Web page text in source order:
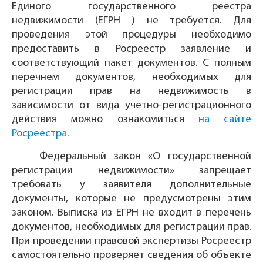
Единого государственного реестра
недвижимости (ЕГРН ) не требуется. Для
проведения этой процедуры необходимо
предоставить в Росреестр заявление и
соответствующий пакет документов. С полным
перечнем документов, необходимых для
регистрации прав на недвижимость в
зависимости от вида учетно-регистрационного
действия можно ознакомиться на сайте
Росреестра.
Федеральный закон «О государственной
регистрации недвижимости» запрещает
требовать у заявителя дополнительные
документы, которые не предусмотрены этим
законом. Выписка из ЕГРН не входит в перечень
документов, необходимых для регистрации прав.
При проведении правовой экспертизы Росреестр
самостоятельно проверяет сведения об объекте